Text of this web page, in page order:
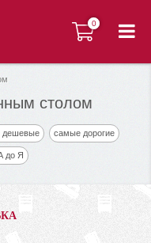
0
0
столом
дешевые самые дорогие
до Я